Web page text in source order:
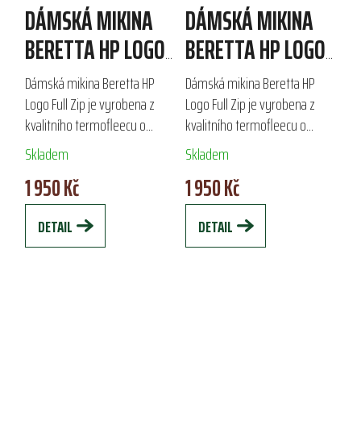
DÁMSKÁ MIKINA
BERETTA HP LOGO
FULL ZIP
Dámská mikina Beretta HP
Logo Full Zip je vyrobena z
kvalitního termofleecu o
gramáži 190 g/m2, který
poskytuje vynikající tepelný
komfort. Ideální jako
termoizolační vrstva pro...
Skladem
1 950 Kč
DETAIL
DÁMSKÁ MIKINA
BERETTA HP LOGO
FULL ZIP
Dámská mikina Beretta HP
Logo Full Zip je vyrobena z
kvalitního termofleecu o
gramáži 190 g/m2, který
poskytuje vynikající tepelný
komfort. Díky praktickému
zapínání na zip a...
Skladem
1 950 Kč
DETAIL